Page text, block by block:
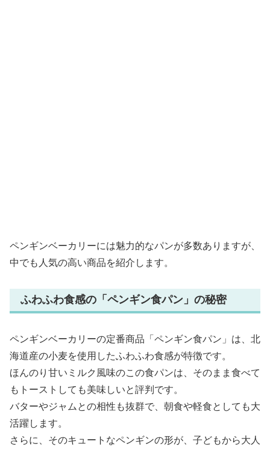
ペンギンベーカリーには魅力的なパンが多数ありますが、
中でも人気の高い商品を紹介します。
ふわふわ食感の「ペンギン食パン」の秘密
ペンギンベーカリーの定番商品「ペンギン食パン」は、北
海道産の小麦を使用したふわふわ食感が特徴です。
ほんのり甘いミルク風味のこの食パンは、そのまま食べて
もトーストしても美味しいと評判です。
バターやジャムとの相性も抜群で、朝食や軽食としても大
活躍します。
さらに、そのキュートなペンギンの形が、子どもから大人